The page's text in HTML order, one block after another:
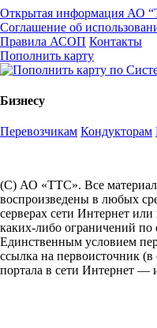
Открытая информация АО
Соглашение об
Правила АСОП Контакты
Пополнить карту
Бизнесу
Перевозчикам Кондукторам
(С) АО «ТТС». Все
воспроизведены в любых
серверах сети Интернет
каких-либо ограничений
Единственным условием
ссылка на первоисточник
портала в сети Интернет —